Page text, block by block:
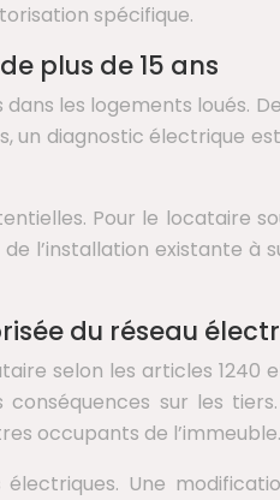
spécifique.
plus de 15 ans
les logements loués.
un diagnostic électrique
Pour le locataire
l’installation existante
du réseau
selon les articles 1240
sur les
occupants de l’immeuble.
Une